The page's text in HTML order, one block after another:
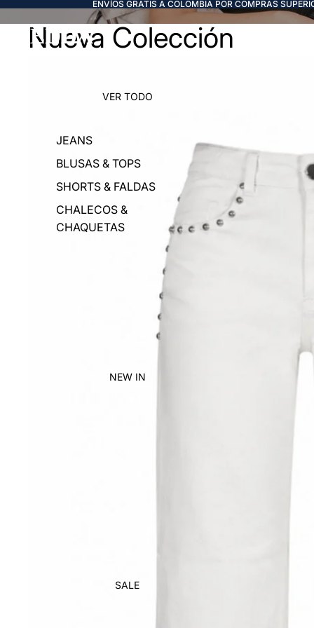
ENVÍOS GRATIS A COLOMBIA POR COMPRAS
FREDDA
VER TODO
JEANS
BLUSAS & TOPS
SHORTS & FALDAS
CHALECOS &
CHAQUETAS
NEW IN
SALE
Nueva Colección